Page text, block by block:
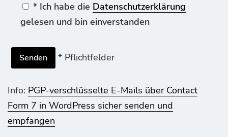
* Ich habe die Datenschutzerklärung
gelesen und bin einverstanden
* Pflichtfelder
Info: PGP-verschlüsselte E-Mails über Contact
Form 7 in WordPress sicher senden und
empfangen